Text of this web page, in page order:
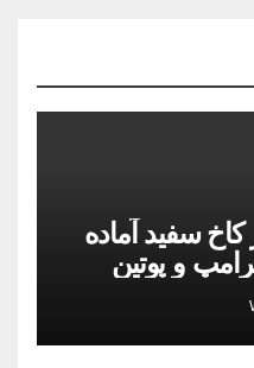
سفید آماده
و پوتین